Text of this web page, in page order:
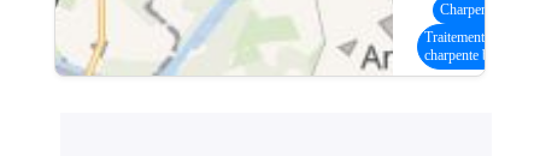
Charpente bois
Traitement
charpente bois